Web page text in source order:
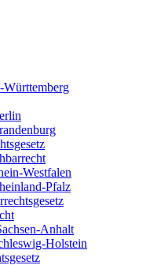
Württemberg
Westfalen
Pfalz
Anhalt
Holstein